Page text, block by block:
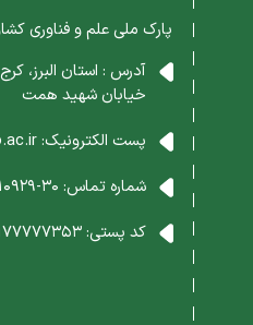
پارک ملی علم و فناوری
خیابان شهید همت
پست الکترونیک:
شماره تماس: 30-02636710929
کد پستی: